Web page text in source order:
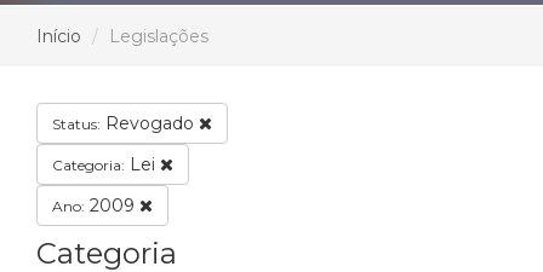
Início Legislações
Status: Revogado
Categoria: Lei
Ano: 2009
Categoria